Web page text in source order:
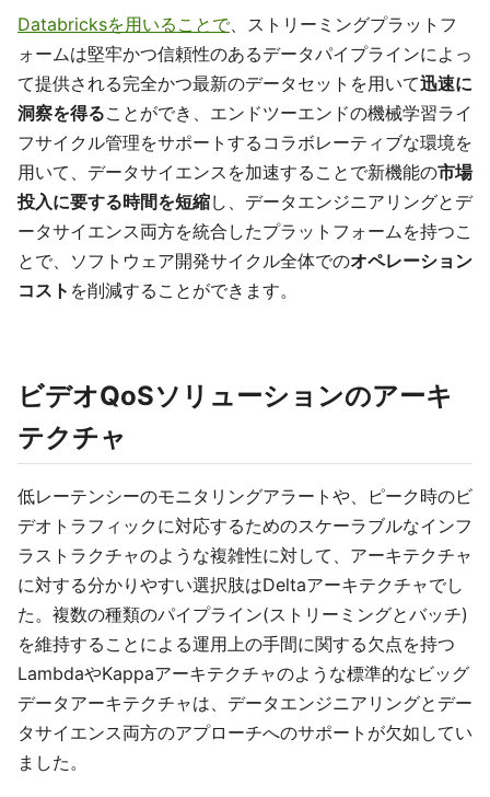
Databricksを用いることで、ストリーミングプラットフ
ォームは堅牢かつ信頼性のあるデータパイプラインによっ
て提供される完全かつ最新のデータセットを用いて迅速に
洞察を得ることができ、エンドツーエンドの機械学習ライ
フサイクル管理をサポートするコラボレーティブな環境を
用いて、データサイエンスを加速することで新機能の市場
投入に要する時間を短縮し、データエンジニアリングとデ
ータサイエンス両方を統合したプラットフォームを持つこ
とで、ソフトウェア開発サイクル全体でのオペレーション
コスト を削減することができます。
ビデオQoSソリューションのアーキ
テクチャ
低レーテンシーのモニタリングアラートや、ピーク時のビ
デオトラフィックに対応するためのスケーラブルなインフ
ラストラクチャのような複雑性に対して、アーキテクチャ
に対する分かりやすい選択肢はDeltaアーキテクチャでし
た。複数の種類のパイプライン(ストリーミングとバッチ)
を維持することによる運用上の手間に関する欠点を持つ
LambdaやKappaアーキテクチャのような標準的なビッグ
データアーキテクチャは、データエンジニアリングとデー
タサイエンス両方のアプローチへのサポートが欠如してい
ました。